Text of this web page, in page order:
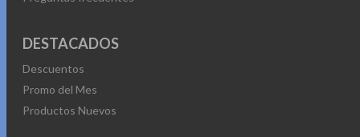
DESTACADOS
Descuentos
Promo del Mes
Productos Nuevos